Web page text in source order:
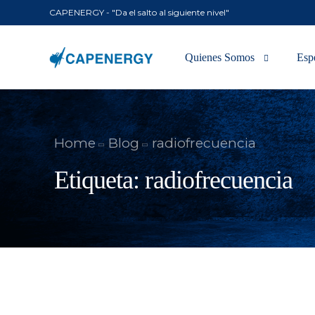
CAPENERGY - "Da el salto al siguiente nivel"
Quienes Somos
Tecnología
En los medios
Home Blog radiofrecuencia
Etiqueta:radiofrecuencia